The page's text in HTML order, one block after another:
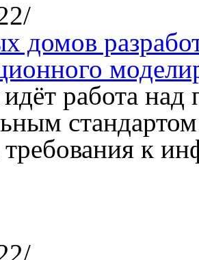
домов
работа над
требования к